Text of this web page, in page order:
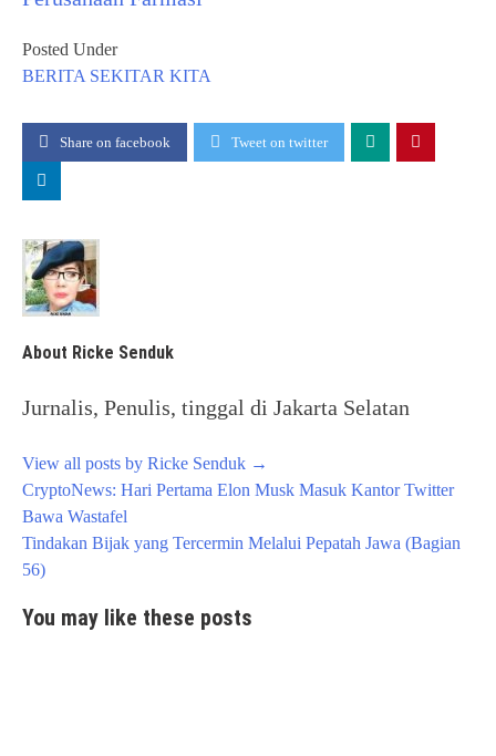
Posted Under
BERITA SEKITAR KITA
Share on facebook Tweet on twitter
About Ricke Senduk
Jurnalis, Penulis, tinggal di Jakarta Selatan
View all posts by Ricke Senduk →
Post
navigation
CryptoNews: Hari Pertama Elon Musk Masuk Kantor Twitter
Bawa Wastafel
Tindakan Bijak yang Tercermin Melalui Pepatah Jawa (Bagian
56)
You may like these posts